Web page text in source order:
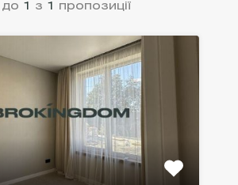
до 1 з 1 пропозиції